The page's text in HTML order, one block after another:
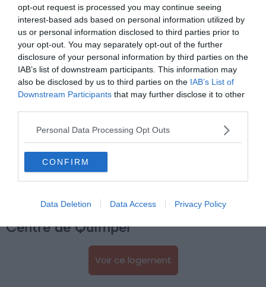
opt-out request is processed you may continue seeing
interest-based ads based on personal information utilized by
us or personal information disclosed to third parties prior to
your opt-out. You may separately opt-out of the further
disclosure of your personal information by third parties on the
IAB’s list of downstream participants. This information may
also be disclosed by us to third parties on the IAB’s List of
Downstream Participants that may further disclose it to other
Personal Data Processing Opt Outs
CONFIRM
Data Deletion Data Access Privacy Policy
Budget :€€
Le plus du logement :le calme du quartier
Envie de passer des vacances tranquilles en Bretagne ?
Posez vos valises dans cette maison Airbnb à Quimper.
Avec une pièce de vie ensoleillée et un jardin plein sud,
ce logement n’attend que vous.
Vous êtes idéalement situé à proximité du centre-ville
et à quinze minutes de plages en voiture.
6. Studio MARILYN, bel appartement
Centre de Quimper
Voir ce logement